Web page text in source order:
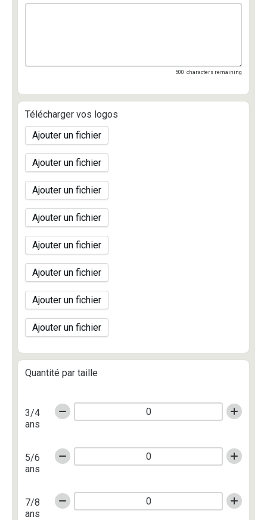
500 characters remaining
Télécharger vos logos
Ajouter un fichier
Ajouter un fichier
Ajouter un fichier
Ajouter un fichier
Ajouter un fichier
Ajouter un fichier
Ajouter un fichier
Ajouter un fichier
Quantité par taille
3/4
ans
5/6
ans
7/8
ans